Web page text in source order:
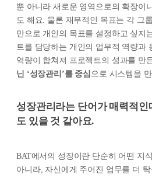
뿐 아니라 새로운 영역으로의 확장이
도 해요. 물론 재무적인 목표는 각 그
만으로 개인의 목표를 설정하고 싶지
트를 담당하는 개인의 업무적 역량과
역량이 합쳐져 프로젝트의 성과를 만
닌 ‘성장관리’를 중심 으로 시스템을
성장관리라는 단어가 매력적인
도 있을 것 같아요.
BAT에서의 성장이란 단순히 어떤 지
아니라, 자신에게 주어진 업무를 더